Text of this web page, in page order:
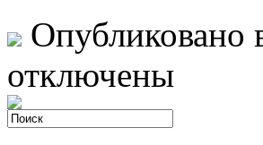
Опубликовано
отключены